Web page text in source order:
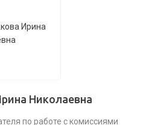
Николаевна
по работе с комиссиями